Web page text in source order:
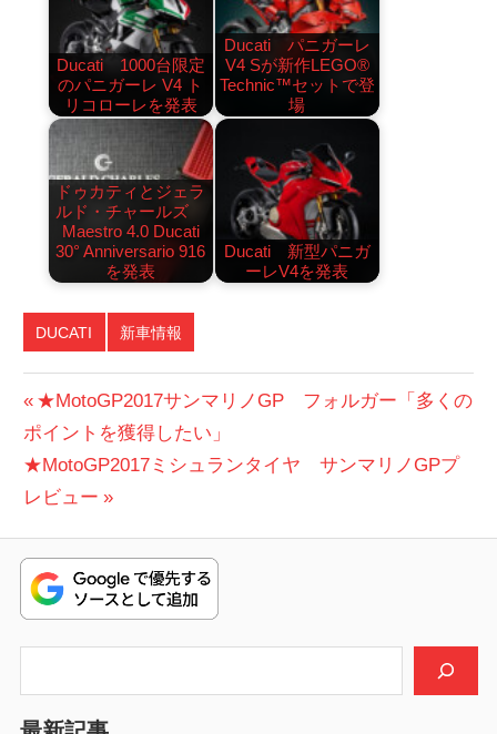
Ducati 1000台限定
のパニガーレ V4 ト
リコローレを発表
Ducati パニガーレ
V4 Sが新作LEGO®
Technic™セットで登
場
ドゥカティとジェラ
ルド・チャールズ
Maestro 4.0 Ducati
30° Anniversario 916
を発表
Ducati 新型パニガ
ーレV4を発表
DUCATI 新車情報
投
稿
ナ
ビ
ゲ
ー
前
の
投
稿:
★MotoGP2017サンマリノGP フォルガー「多くの
ポイントを獲得したい」
次
の
稿:
★MotoGP2017ミシュランタイヤ サンマリノGPプ
レビュー